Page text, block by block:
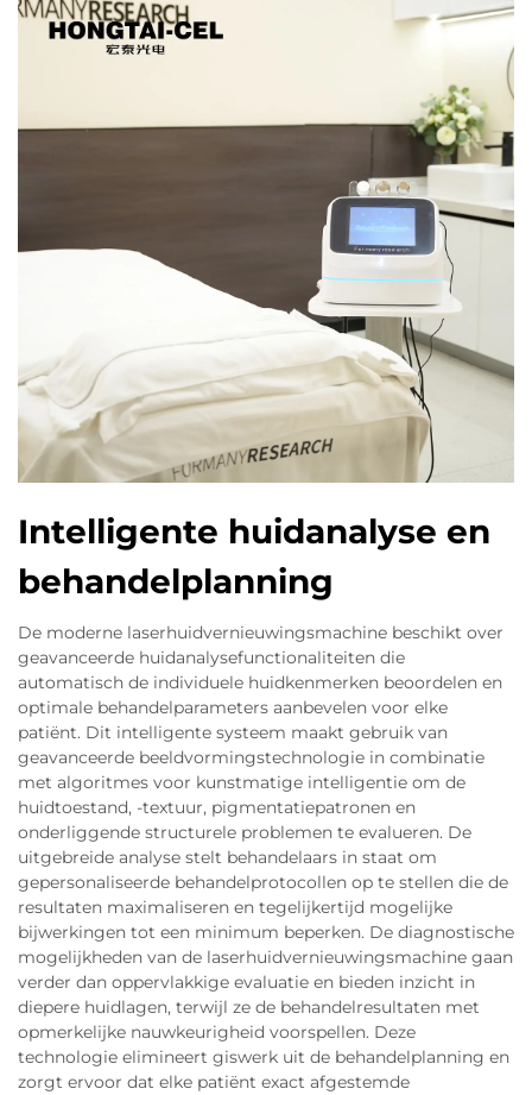
Intelligente huidanalyse en
behandelplanning
De moderne laserhuidvernieuwingsmachine beschikt over
geavanceerde huidanalysefunctionaliteiten die
automatisch de individuele huidkenmerken beoordelen en
optimale behandelparameters aanbevelen voor elke
patiënt. Dit intelligente systeem maakt gebruik van
geavanceerde beeldvormingstechnologie in combinatie
met algoritmes voor kunstmatige intelligentie om de
huidtoestand, -textuur, pigmentatiepatronen en
onderliggende structurele problemen te evalueren. De
uitgebreide analyse stelt behandelaars in staat om
gepersonaliseerde behandelprotocollen op te stellen die de
resultaten maximaliseren en tegelijkertijd mogelijke
bijwerkingen tot een minimum beperken. De diagnostische
mogelijkheden van de laserhuidvernieuwingsmachine gaan
verder dan oppervlakkige evaluatie en bieden inzicht in
diepere huidlagen, terwijl ze de behandelresultaten met
opmerkelijke nauwkeurigheid voorspellen. Deze
technologie elimineert giswerk uit de behandelplanning en
zorgt ervoor dat elke patiënt exact afgestemde